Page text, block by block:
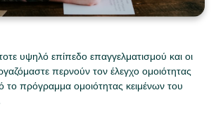
υψηλό επίπεδο επαγγελματισμού και οι
περνούν τον έλεγχο ομοιότητας
το πρόγραμμα ομοιότητας κειμένων του